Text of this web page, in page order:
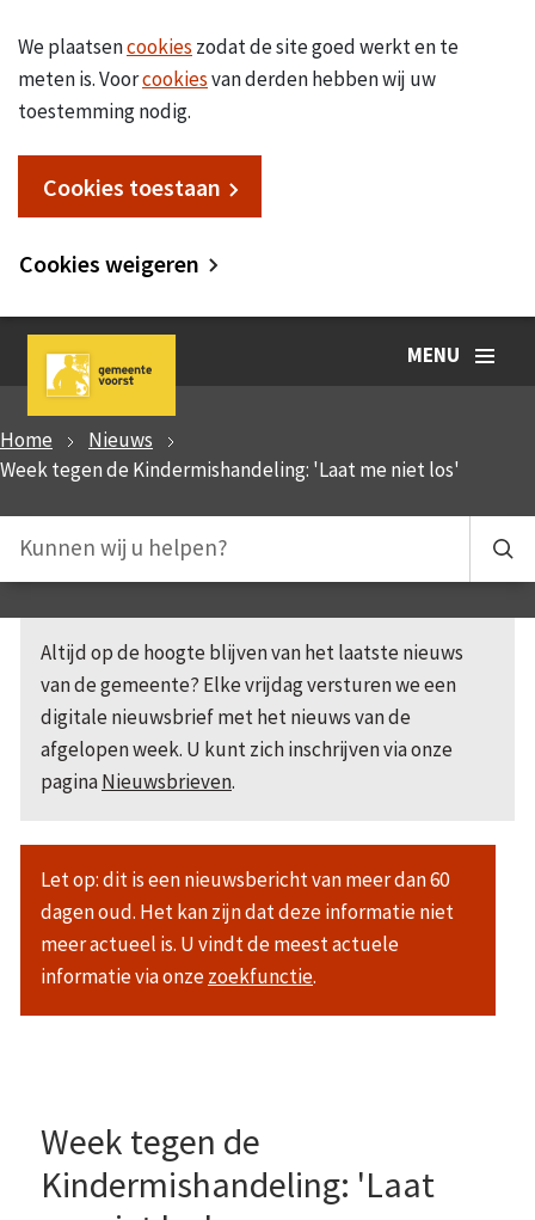
We plaatsencookies zodat de site goed werkt en te
meten is. Voorcookiesvan derden hebben wij uw
toestemming nodig.
Cookies toestaan
Cookies weigeren
MENU
Home
Nieuws
Week tegen de Kindermishandeling: 'Laat me niet los'
Altijd op de hoogte blijven van het laatste nieuws
van de gemeente? Elke vrijdag versturen we een
digitale nieuwsbrief met het nieuws van de
afgelopen week. U kunt zich inschrijven via onze
paginaNieuwsbrieven.
Let op: dit is een nieuwsbericht van meer dan 60
dagen oud. Het kan zijn dat deze informatie niet
meer actueel is. U vindt de meest actuele
informatie via onzezoekfunctie.
Week tegen de
Kindermishandeling: 'Laat